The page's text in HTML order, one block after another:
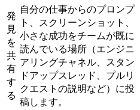
発
見
を
共
有
す
る
自分の仕事からのプロンプ
ト、スクリーンショット、
小さな成功をチームが既に
読んでいる場所（エンジニ
アリングチャネル、スタン
ドアップスレッド、プルリ
クエストの説明など）に投
稿します。